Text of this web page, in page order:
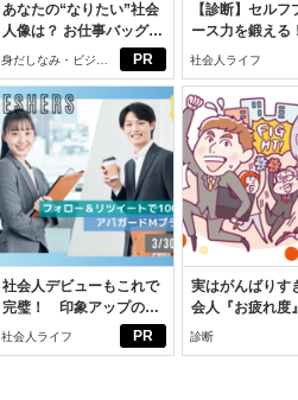
PR
あなたの“なりたい”社会
人像は？ お仕事バッグ選
びから始める新生活
身だしなみ・ビジネ
スアイテム
【診断】セルフ
ース力を鍛え
ブン観”診断
社会人ライフ
PR
社会人デビューもこれで
完璧！ 印象アップのセ
ルフプロデュース術
社会人ライフ
実はがんばりす
会人『お疲れ度
診断